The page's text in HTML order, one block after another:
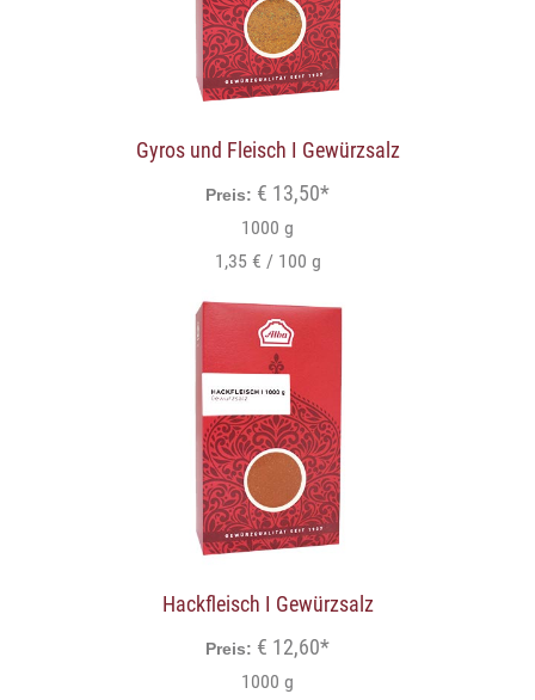
Gyros und Fleisch I Gewürzsalz
Preis: € 13,50*
1000 g
1,35 € / 100 g
Hackfleisch I Gewürzsalz
Preis: € 12,60*
1000 g